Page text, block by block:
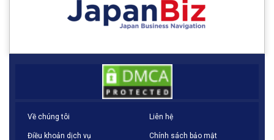
Về chúng tôi Liên hệ
Điều khoản dịch vụ Chính sách bảo mật